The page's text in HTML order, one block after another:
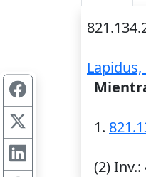
1.
(2)Inv.: